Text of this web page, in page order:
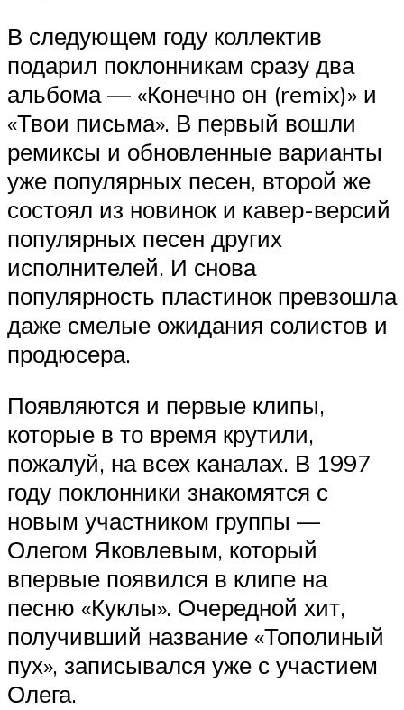
В следующем году коллектив
подарил поклонникам сразу два
альбома — «Конечно он (remix)» и
«Твои письма». В первый вошли
ремиксы и обновленные варианты
уже популярных песен, второй же
состоял из новинок и кавер-версий
популярных песен других
исполнителей. И снова
популярность пластинок превзошла
даже смелые ожидания солистов и
продюсера.
Появляются и первые клипы,
которые в то время крутили,
пожалуй, на всех каналах. В 1997
году поклонники знакомятся с
новым участником группы —
Олегом Яковлевым, который
впервые появился в клипе на
песню «Куклы». Очередной хит,
получивший название «Тополиный
пух», записывался уже с участием
Олега.